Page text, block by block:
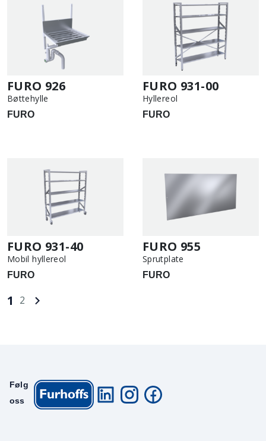
FURO 926
Bøttehylle
FURO
FURO 931-00
Hyllereol
FURO
FURO 931-40
Mobil hyllereol
FURO
FURO 955
Sprutplate
FURO
1 2
Følg
oss